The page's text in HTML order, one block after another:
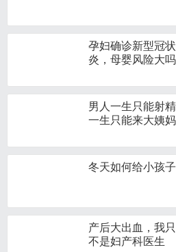
孕妇确诊新型冠
炎，母婴风险大
男人一生只能射
一生只能来大姨
冬天如何给小孩
产后大出血，我
不是妇产科医生